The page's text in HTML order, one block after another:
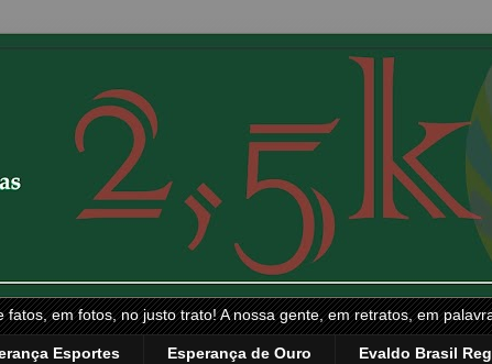
fatos, em fotos, no justo trato! A nossa gente, em retratos, em
Esportes Esperança de Ouro Evaldo Brasil